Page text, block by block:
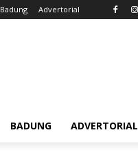
Badung Advertorial
BADUNG ADVERTORIAL